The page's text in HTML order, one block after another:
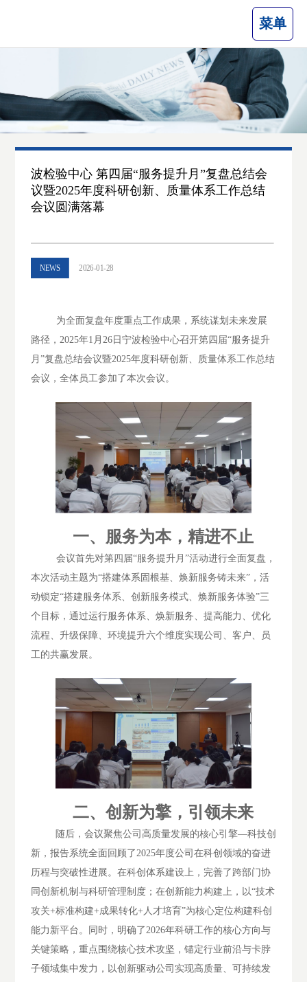
菜单
波检验中心 第四届“服务提升月”复盘总结会
议暨2025年度科研创新、质量体系工作总结
会议圆满落幕
NEWS 2026-01-28
为全面复盘年度重点工作成果，系统谋划未来发展
路径， 2025年1月26日宁波检验中心召开第四届“服务提升
月”复盘总结会议暨2025年度科研创新、质量体系工作总结
会议 ，全体员工参加了本次会议。
一、 服务为本，精进不止
会议首先对第四届“服务提升月”活动进行全面复盘，
本次活动主题为“搭建体系固根基、焕新服务铸未来”，活
动锁定“搭建服务体系、创新服务模式、焕新服务体验”三
个目标，通过运行服务体系、焕新服务、提高能力、优化
流程、升级保障、环境提升六个维度实现公司、客户、员
工的共赢发展。
二、 创新为擎，引领未来
随后，会议聚焦公司高质量发展的核心引擎—科技创
新，报告系统全面回顾了2025年度公司在科创领域的奋进
历程与突破性进展。 在科创体系建设上，完善了跨部门协
同创新机制与科研管理制度；在创新能力构建上，以“技术
攻关+标准构建+成果转化+人才培育”为核心定位构建科创
能力新平台。同时，明确了2026年科研工作的核心方向与
关键策略，重点围绕核心技术攻坚，锚定行业前沿与卡脖
子领域集中发力，以创新驱动公司实现高质量、可持续发